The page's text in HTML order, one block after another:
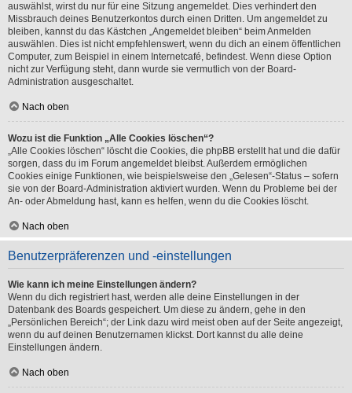
auswählst, wirst du nur für eine Sitzung angemeldet. Dies verhindert den
Missbrauch deines Benutzerkontos durch einen Dritten. Um angemeldet zu
bleiben, kannst du das Kästchen „Angemeldet bleiben“ beim Anmelden
auswählen. Dies ist nicht empfehlenswert, wenn du dich an einem öffentlichen
Computer, zum Beispiel in einem Internetcafé, befindest. Wenn diese Option
nicht zur Verfügung steht, dann wurde sie vermutlich von der Board-
Administration ausgeschaltet.
Nach oben
Wozu ist die Funktion „Alle Cookies löschen“?
„Alle Cookies löschen“ löscht die Cookies, die phpBB erstellt hat und die dafür
sorgen, dass du im Forum angemeldet bleibst. Außerdem ermöglichen
Cookies einige Funktionen, wie beispielsweise den „Gelesen“-Status – sofern
sie von der Board-Administration aktiviert wurden. Wenn du Probleme bei der
An- oder Abmeldung hast, kann es helfen, wenn du die Cookies löscht.
Nach oben
Benutzerpräferenzen und -einstellungen
Wie kann ich meine Einstellungen ändern?
Wenn du dich registriert hast, werden alle deine Einstellungen in der
Datenbank des Boards gespeichert. Um diese zu ändern, gehe in den
„Persönlichen Bereich“; der Link dazu wird meist oben auf der Seite angezeigt,
wenn du auf deinen Benutzernamen klickst. Dort kannst du alle deine
Einstellungen ändern.
Nach oben